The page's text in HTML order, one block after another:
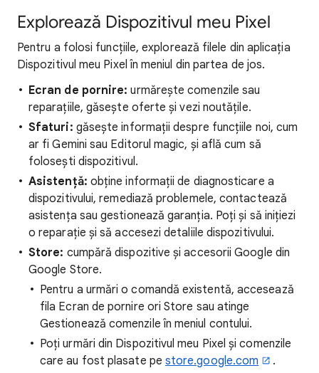
Explorează Dispozitivul meu Pixel
Pentru a folosi funcțiile, explorează filele din aplicația
Dispozitivul meu Pixel în meniul din partea de jos.
Ecran de pornire: urmărește comenzile sau
reparațiile, găsește oferte și vezi noutățile.
Sfaturi: găsește informații despre funcțiile noi, cum
ar fi Gemini sau Editorul magic, și află cum să
folosești dispozitivul.
Asistență: obține informații de diagnosticare a
dispozitivului, remediază problemele, contactează
asistența sau gestionează garanția. Poți și să inițiezi
o reparație și să accesezi detaliile dispozitivului.
Store: cumpără dispozitive și accesorii Google din
Google Store.
Pentru a urmări o comandă existentă, accesează
fila Ecran de pornire ori Store sau atinge
Gestionează comenzile în meniul contului.
Poți urmări din Dispozitivul meu Pixel și comenzile
care au fost plasate pe store.google.com .